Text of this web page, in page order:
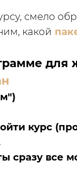
смело
какой
для
курс
сразу все